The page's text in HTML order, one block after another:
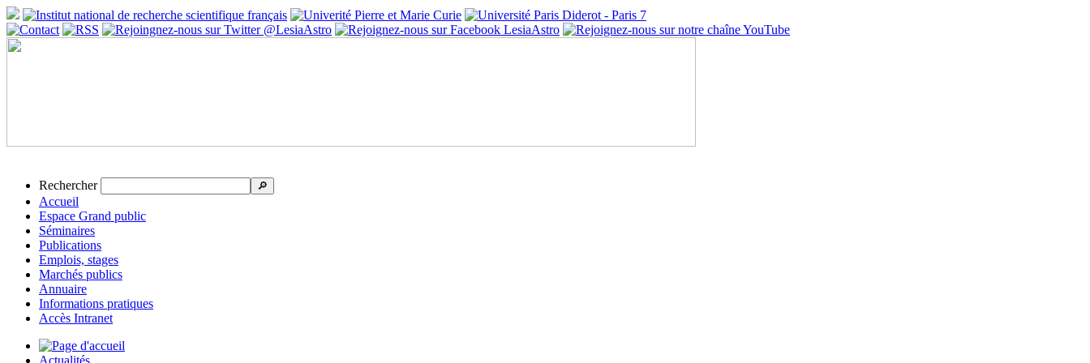
Rechercher 🔎
Accueil
Espace Grand public
Séminaires
Publications
Emplois, stages
Marchés publics
Annuaire
Informations pratiques
Accès Intranet
Actualités